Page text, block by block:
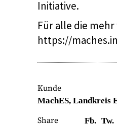
Initiative.
Für alle die
https://
Kunde
MachES, Landkreis
Share Fb. Tw.